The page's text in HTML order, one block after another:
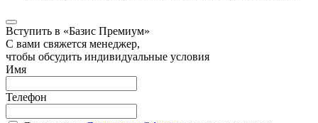
Вступить в «Базис Премиум»
С вами свяжется менеджер,
чтобы обсудить индивидуальные условия
Имя
Телефон